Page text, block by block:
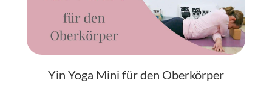
Yin Yoga Mini für den Oberkörper